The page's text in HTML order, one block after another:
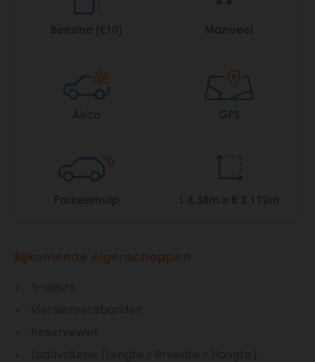
Benzine (E10) Manueel
Airco GPS
Parkeerhulp L 4.38m x B 2.112m
Bijkomende eigenschappen